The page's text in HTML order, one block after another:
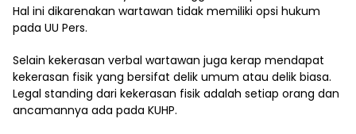
Hal ini dikarenakan wartawan tidak memiliki opsi hukum
pada UU Pers.
Selain kekerasan verbal wartawan juga kerap mendapat
kekerasan fisik yang bersifat delik umum atau delik biasa.
Legal standing dari kekerasan fisik adalah setiap orang dan
ancamannya ada pada KUHP.